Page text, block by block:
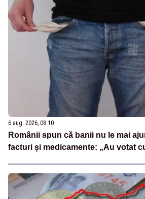
6 aug. 2026, 08:10
Românii spun că banii nu le mai
facturi și medicamente: „Au votat